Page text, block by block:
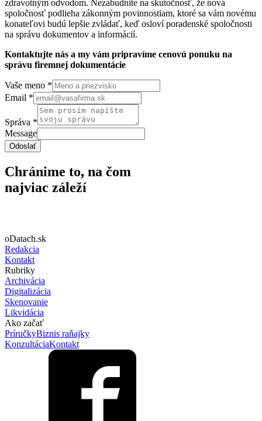
zdravotným odvodom. Nezabudnite na skutočnosť, že nová
spoločnosť podlieha zákonným povinnostiam, ktoré sa vám novému
konateľovi budú lepšie zvládať, keď osloví poradenské spoločnosti
na správu dokumentov a informácií.
Kontaktujte nás a my vám pripravíme cenovú ponuku na
správu firemnej dokumentácie
Vaše meno *
Email *
Správa *
Message
Odoslať
Chránime to, na čom
najviac záleží
oDatach.sk
Redakcia
Kontakt
Rubriky
Archivácia
Digitalizácia
Skenovanie
Likvidácia
Ako začať
PríručkyBiznis raňajky
KonzultáciaKontakt